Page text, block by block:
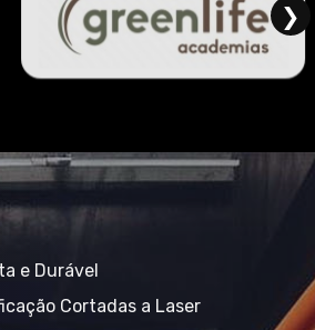
❯
e Durável
Cortadas a Laser